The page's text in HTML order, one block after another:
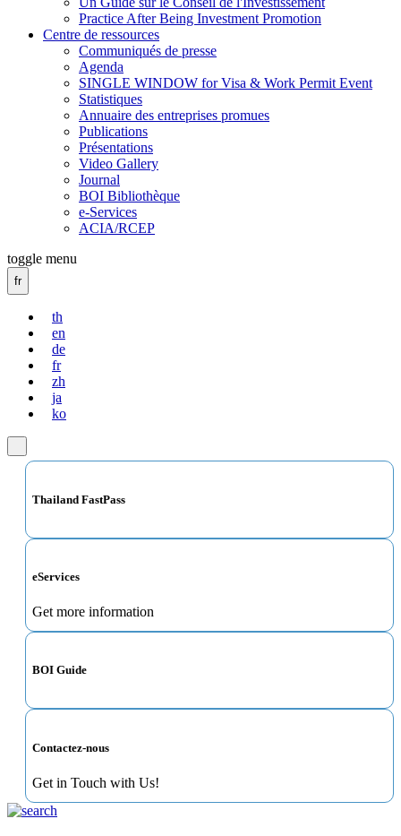
Practice After Being Investment Promotion
Centre de ressources
Communiqués de presse
Agenda
SINGLE WINDOW for Visa & Work Permit Event
Statistiques
Annuaire des entreprises promues
Publications
Présentations
Video Gallery
Journal
BOI Bibliothèque
e-Services
ACIA/RCEP
toggle menu
fr
th
en
de
fr
zh
ja
ko
Thailand FastPass
eServices
Get more information
BOI Guide
Contactez-nous
Get in Touch with Us!